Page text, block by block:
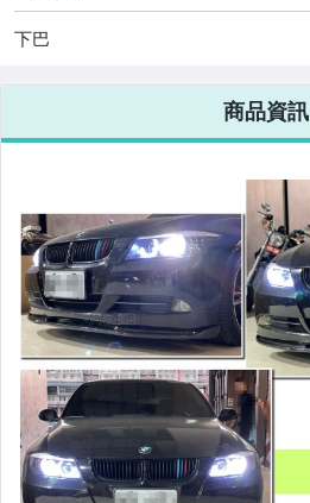
改裝=R8燈眉款DRL大燈
改裝=光圈魚眼大燈.一般魚眼大燈
手工改=3D/CCFL/COB光圈魚眼大燈
客製=光圈魚眼導光條日行燈系列
超薄型HID氙氣燈泡.大燈燈泡
通用型DRL日行燈.R8日行燈
原廠型=角燈.晶鑽.黑框.黃角燈
前保桿小燈.晶鑽.黑框小燈
LED側燈.晶鑽.燻黑.黃側燈
下巴
商品資訊